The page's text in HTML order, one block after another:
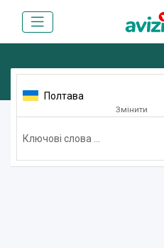
Полтава
Змінити